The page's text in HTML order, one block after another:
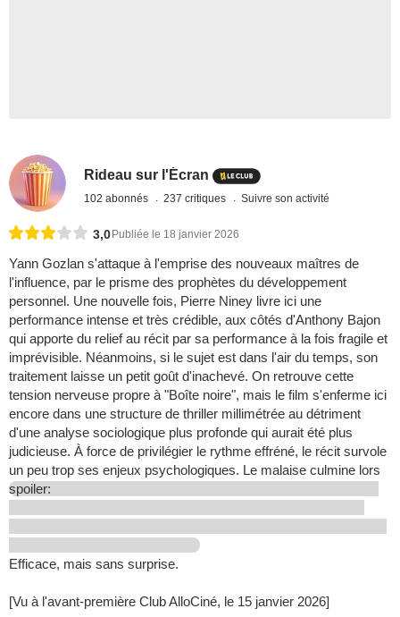
Rideau sur l'Écran
102 abonnés 237 critiques Suivre son activité
3,0 Publiée le 18 janvier 2026
Yann Gozlan s'attaque à l'emprise des nouveaux maîtres de
l'influence, par le prisme des prophètes du développement
personnel. Une nouvelle fois, Pierre Niney livre ici une
performance intense et très crédible, aux côtés d'Anthony Bajon
qui apporte du relief au récit par sa performance à la fois fragile et
imprévisible. Néanmoins, si le sujet est dans l'air du temps, son
traitement laisse un petit goût d'inachevé. On retrouve cette
tension nerveuse propre à "Boîte noire", mais le film s'enferme ici
encore dans une structure de thriller millimétrée au détriment
d'une analyse sociologique plus profonde qui aurait été plus
judicieuse. À force de privilégier le rythme effréné, le récit survole
un peu trop ses enjeux psychologiques. Le malaise culmine lors
spoiler:
Efficace, mais sans surprise.
[Vu à l'avant-première Club AlloCiné, le 15 janvier 2026]